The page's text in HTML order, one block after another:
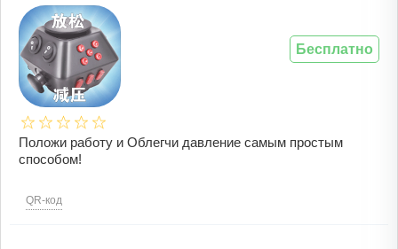
Положи работу и Облегчи давление самым простым
способом!
QR-код
Бесплатно